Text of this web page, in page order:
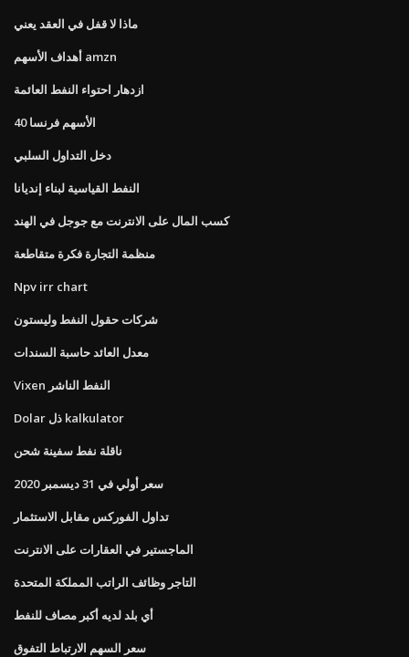
ماذا لا قفل في العقد يعني
أهداف الأسهم amzn
ازدهار احتواء النفط العائمة
40 الأسهم فرنسا
دخل التداول السلبي
النفط القياسية لبناء إنديانا
كسب المال على الانترنت مع جوجل في الهند
منظمة التجارة فكرة متقاطعة
Npv irr chart
شركات حقول النفط وليستون
معدل العائد حاسبة السندات
Vixen النفط الناشر
Dolar ذل kalkulator
ناقلة نفط سفينة شحن
سعر أولي في 31 ديسمبر 2020
تداول الفوركس مقابل الاستثمار
الماجستير في العقارات على الانترنت
التاجر وظائف الراتب المملكة المتحدة
أي بلد لديه أكبر مصاف للنفط
سعر السهم الارتباط التفوق